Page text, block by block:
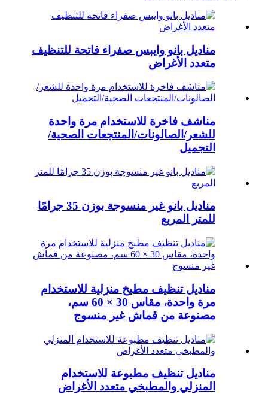
مناديل بانو وايبس صفراء فاتحة للتنظيف
متعدد الأغراض
مناشف فاخرة للاستخدام مرة واحدة
للشعر/الصالونات/المنتجعات الصحية/
التجميل
مناديل بانو غير منسوجة بوزن 35 جرامًا
للمتر المربع
مناديل تنظيف مطبخ منزلية للاستخدام
مرة واحدة، مقاس 30 × 60 سم،
مصنوعة من قماش غير منسوج
مناديل تنظيف مطبوعة للاستخدام
المنزلي والمطبخي متعدد الأغراض